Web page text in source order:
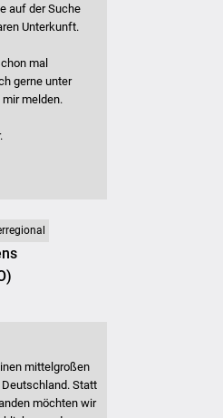
auf der Suche
Unterkunft.
mal
gerne unter
melden.
mittelgroßen
Statt
möchten wir